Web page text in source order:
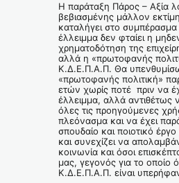
Η παράταξη Πάρος – Αξία
βεβιασμένης μάλλον
καταλήγει στο συμπέρασμα
έλλειμμα δεν φταίει η
χρηματοδότηση της
αλλά η «πρωτοφανής
Κ.Δ.Ε.Π.Α.Π. Θα
«πρωτοφανής πολιτική»
ετών χωρίς ποτέ πριν να
έλλειμμα, αλλά αντιθέτως
όλες τις προηγούμενες
πλεόνασμα και να έχει
σπουδαίο και ποιοτικό
και συνεχίζει να
κοινωνία και όσοι
μας, γεγονός για το οποίο
Κ.Δ.Ε.Π.Α.Π. είναι